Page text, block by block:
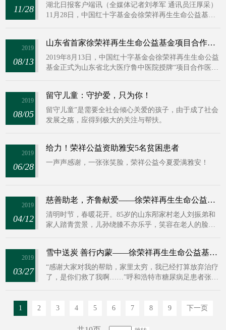
11/28
湖北日报客户端讯（全媒体记者刘孝军 通讯员汪厚采）
11月28日，中国红十字基金会徐荣祥再生生命公益基金
益基金在我市的首家定点合作医院。今后，烧烫伤、创
疡的贫困患者，都可以在这家医院申请公益基金资助治
疗，每人最高资助金额累计不超过3万元。
2019
08/13
山东省首家徐荣祥再生生命公益基金项目合作医院 落户“北大医疗鲁中医院”
2019年8月13日，中国红十字基金会徐荣祥再生生命公益
基金正式为山东省北大医疗鲁中医院授牌“项目合作医
2019
08/05
留守儿童：守护爱，只为你！
留守儿童”是需要全社会倾心关爱的孩子，由于成了社会
发展之殇，应得到极大的关注与帮扶。
2019
06/28
给力！荣祥公益资助雅安5名贫困患者
一声声感谢，一张张笑脸，荣祥公益今夏爱满雅安！
2019
04/12
慈善助老，齐鲁献爱——徐荣祥再生生命公益基金资助山东糖足85岁老人
清明时节，春暖花开。85岁的山东邴家村老人刘振弟和
家人踏青赏景，儿孙绕膝不亦乐乎，笑容在老人的脸上
想都没敢想。
2019
03/27
雪中送炭 善行内蒙——徐荣祥再生生命公益基金资助内蒙贫困患者
“感谢大家对我的帮助，家里太穷，我已经打算放弃治疗
了，是你们救了我啊……”呼和浩特市糖尿病足患者张霖
送上爱心资助款，帮助他继续治疗，送去生命的希望
1 2 3 4 5 6 7 8 9 下一页